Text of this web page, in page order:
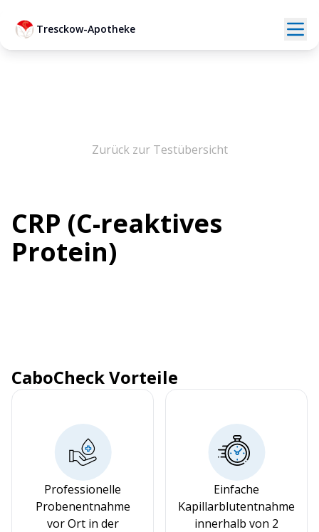
Tresckow-Apotheke
Zurück zur Testübersicht
CRP (C-reaktives
Protein)
CaboCheck Vorteile
Professionelle
Probenentnahme
vor Ort in der
Einfache
Kapillarblutentnahme
innerhalb von 2